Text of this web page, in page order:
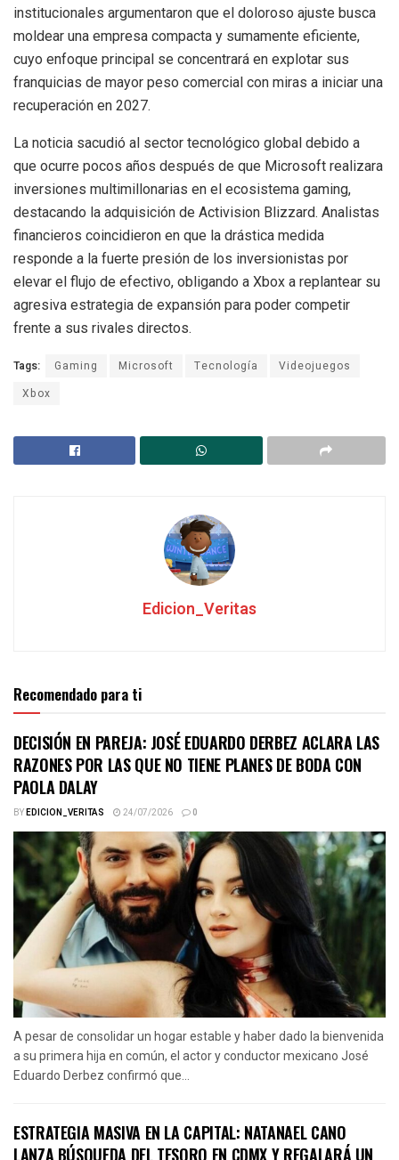
institucionales argumentaron que el doloroso ajuste busca
moldear una empresa compacta y sumamente eficiente,
cuyo enfoque principal se concentrará en explotar sus
franquicias de mayor peso comercial con miras a iniciar una
recuperación en 2027.
La noticia sacudió al sector tecnológico global debido a
que ocurre pocos años después de que Microsoft realizara
inversiones multimillonarias en el ecosistema gaming,
destacando la adquisición de Activision Blizzard. Analistas
financieros coincidieron en que la drástica medida
responde a la fuerte presión de los inversionistas por
elevar el flujo de efectivo, obligando a Xbox a replantear su
agresiva estrategia de expansión para poder competir
frente a sus rivales directos.
Tags: Gaming Microsoft Tecnología
Videojuegos
Xbox
Edicion_Veritas
Recomendado para ti
DECISIÓN EN PAREJA: JOSÉ EDUARDO DERBEZ ACLARA LAS
RAZONES POR LAS QUE NO TIENE PLANES DE BODA CON
PAOLA DALAY
BYEDICION_VERITAS 24/07/2026 0
A pesar de consolidar un hogar estable y haber dado la bienvenida
a su primera hija en común, el actor y conductor mexicano José
Eduardo Derbez confirmó que...
ESTRATEGIA MASIVA EN LA CAPITAL: NATANAEL CANO
LANZA BÚSQUEDA DEL TESORO EN CDMX Y REGALARÁ UN